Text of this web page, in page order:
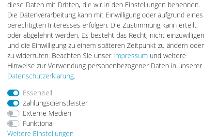
FORTIMO LEDs
LED-RETROSHOP
Wallbox24
Impressum Daten­schutz­erklärung AGB
diese Daten mit Dritten, die wir in den Einstellungen benennen.
Die Datenverarbeitung kann mit Einwilligung oder aufgrund eines
berechtigten Interesses erfolgen. Die Zustimmung kann erteilt
oder abgelehnt werden. Es besteht das Recht, nicht einzuwilligen
und die Einwilligung zu einem späteren Zeitpunkt zu ändern oder
zu widerrufen. Beachten Sie unser Impressum und weitere
Hinweise zur Verwendung personenbezogener Daten in unserer
Daten­schutz­erklärung.
Essenziell
Zahlungsdienstleister
Externe Medien
Funktional
Weitere Einstellungen